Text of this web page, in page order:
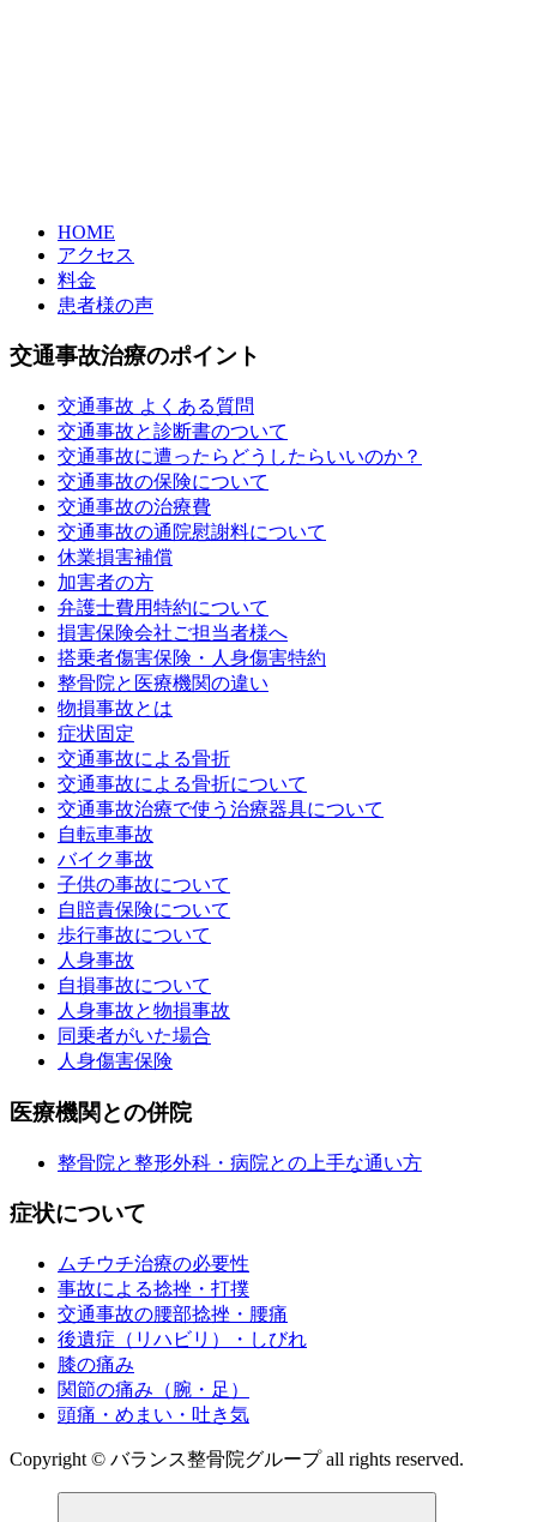
HOME
アクセス
料金
患者様の声
交通事故治療のポイント
交通事故 よくある質問
交通事故と診断書のついて
交通事故に遭ったらどうしたらいいのか？
交通事故の保険について
交通事故の治療費
交通事故の通院慰謝料について
休業損害補償
加害者の方
弁護士費用特約について
損害保険会社ご担当者様へ
搭乗者傷害保険・人身傷害特約
整骨院と医療機関の違い
物損事故とは
症状固定
交通事故による骨折
交通事故による骨折について
交通事故治療で使う治療器具について
自転車事故
バイク事故
子供の事故について
自賠責保険について
歩行事故について
人身事故
自損事故について
人身事故と物損事故
同乗者がいた場合
人身傷害保険
医療機関との併院
整骨院と整形外科・病院との上手な通い方
症状について
ムチウチ治療の必要性
事故による捻挫・打撲
交通事故の腰部捻挫・腰痛
後遺症（リハビリ）・しびれ
膝の痛み
関節の痛み（腕・足）
頭痛・めまい・吐き気
Copyright © バランス整骨院グループ all rights reserved.